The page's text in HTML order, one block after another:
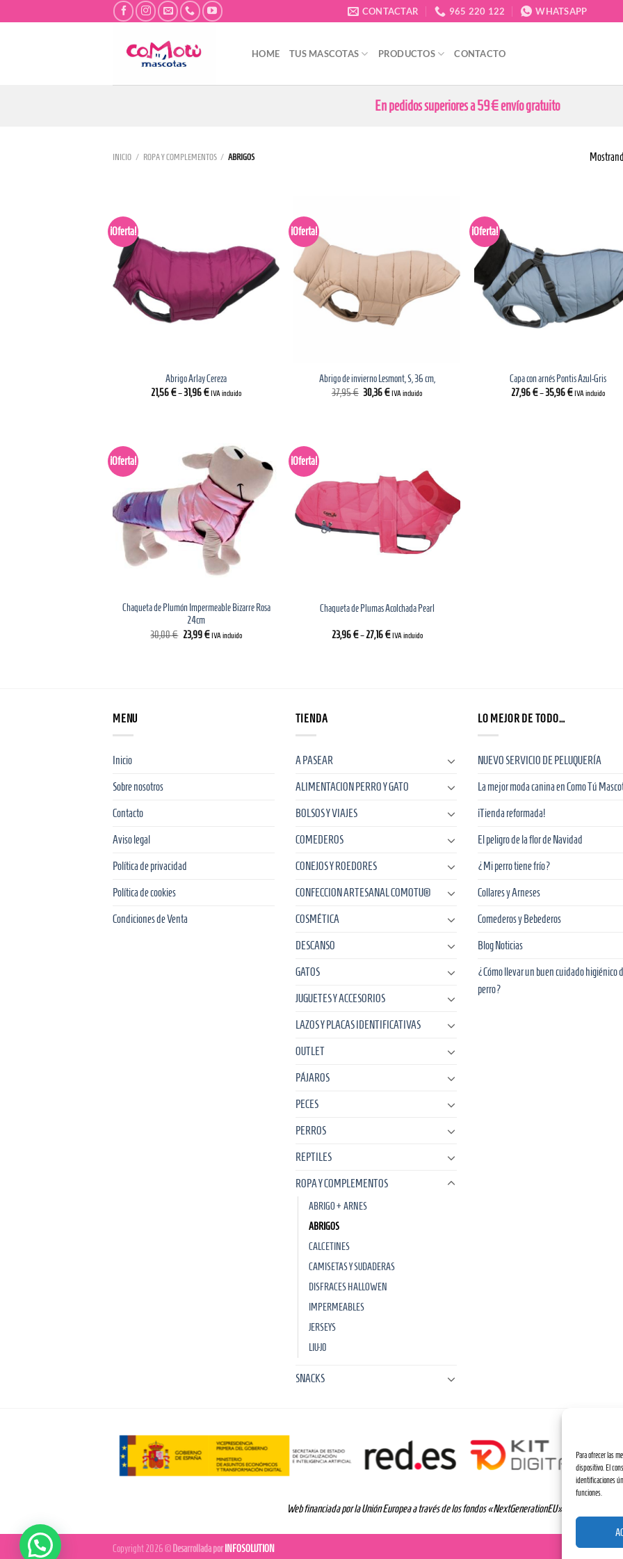
Para ofrecer las
dispositivo. El
identificaciones
funciones.
al
CONTACTAR 965 220 122 WHATSAPP
HOME TUS MASCOTAS PRODUCTOS CONTACTO
En pedidos superiores a 59€ envío gratuito
INICIO / ROPA Y COMPLEMENTOS / ABRIGOS
¡Oferta!
Abrigo Arlay Cereza
21,56€–31,96€ IVA incluido
¡Oferta!
Abrigo de invierno Lesmont, S, 36 cm,
37,95€ El
30,36€ElIVA incluido
¡Oferta!
Capa con arnés Pontis Azul-Gris
27,96€–35,96€ IVA incluido
¡Oferta!
Chaqueta de Plumón Impermeable Bizarre Rosa
24cm
30,00€ El
23,99€ElIVA incluido
¡Oferta!
Chaqueta de Plumas Acolchada Pearl
23,96€–27,16€ IVA incluido
MENU
Inicio
Sobre nosotros
Contacto
Aviso legal
Política de privacidad
Política de cookies
Condiciones de Venta
TIENDA
A PASEAR
ALIMENTACION PERRO Y GATO
BOLSOS Y VIAJES
COMEDEROS
CONEJOS Y ROEDORES
CONFECCION ARTESANAL COMOTU®
COSMÉTICA
DESCANSO
GATOS
JUGUETES Y ACCESORIOS
LAZOS Y PLACAS IDENTIFICATIVAS
OUTLET
PÁJAROS
PECES
PERROS
REPTILES
ROPA Y COMPLEMENTOS
ABRIGO + ARNES
ABRIGOS
CALCETINES
CAMISETAS Y SUDADERAS
DISFRACES HALLOWEN
IMPERMEABLES
JERSEYS
LIU·J0
SNACKS
LO MEJOR DE TODO…
NUEVO SERVICIO DE PELUQUERÍA
La mejor moda canina en Como Tú
¡Tienda reformada!
El peligro de la flor de Navidad
¿Mi perro tiene frío?
Collares y Arneses
Comederos y Bebederos
Blog Noticias
¿Cómo llevar un buen cuidado higiénico
perro?
Web financiada por la Unión Europea a través de los fondos «NextGenerationEU» y el programa
Copyright 2026 © Desarrollada por INFOSOLUTION